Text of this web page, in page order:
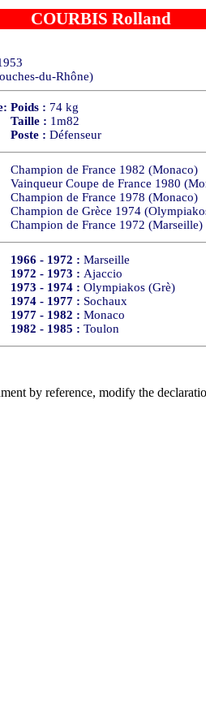
COURBIS Rolland
du-Rhône)
Poids : 74 kg
Taille : 1m82
Poste : Défenseur
Champion de France 1982 (Monaco)
Vainqueur Coupe de France 1980
Champion de France 1978 (Monaco)
Champion de Grèce 1974
Champion de France 1972 (Marseille)
1966 - 1972 : Marseille
1972 - 1973 : Ajaccio
1973 - 1974 : Olympiakos (Grè)
1974 - 1977 : Sochaux
1977 - 1982 : Monaco
1982 - 1985 : Toulon
by reference, modify the